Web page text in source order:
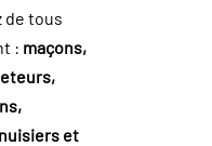
de tous
: maçons,
et